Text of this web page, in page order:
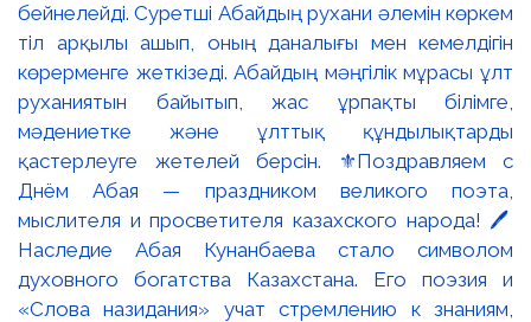
бейнелейді. Суретші Абайдың рухани әлемін көркем
тіл арқылы ашып, оның даналығы мен кемелдігін
көрерменге жеткізеді. Абайдың мәңгілік мұрасы ұлт
руханиятын байытып, жас ұрпақты білімге,
мәдениетке және ұлттық құндылықтарды
қастерлеуге жетелей берсін. ⚜️Поздравляем с
Днём Абая — праздником великого поэта,
мыслителя и просветителя казахского народа! 🖊️
Наследие Абая Кунанбаева стало символом
духовного богатства Казахстана. Его поэзия и
«Слова назидания» учат стремлению к знаниям,